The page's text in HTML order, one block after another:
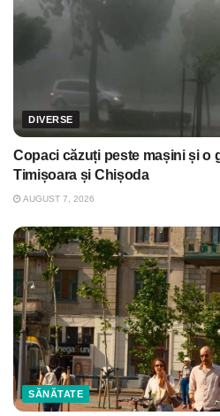
DIVERSE
Copaci căzuți peste mașini și o
Timișoara și Chișoda
AUGUST 7, 2026
SĂNĂTATE